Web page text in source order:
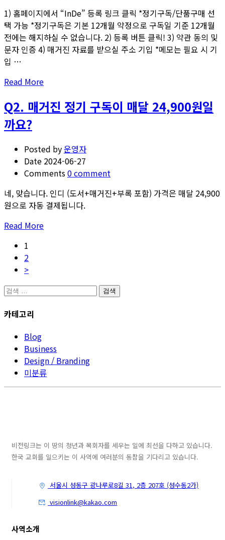
신
청
했
는
데
개
월
지
나
되
나
요?
1) 홈페이지에서 “InDe” 등록 링크 클릭 *정기구독/단품구매 선
택 가능 *정기구독은 기본 12개월 약정으로 구독일 기준 12개월
전에는 해지하실 수 없습니다. 2) 등록 버튼 클릭! 3) 약관 동의 및
문자 인증 4) 매거진 자료를 받으실 주소 기입 *메모는 필요 시 기
입 …
Read
about
Q1.
정
문
신
은
나
요?
Read More
Q2. 매거진 정기 구독이 매달 24,900원일
까요?
Posted by운영자
Date 2024-06-27
Comments0 comment
네, 맞습니다. 인디 (도서+매거진+부록 포함) 가격은 매달 24,900
원으로 자동 결제됩니다.
Read
about
Q2.
거
진
정
기
요?
Read More
1
2
>
검
카테고리
Blog
Business
Design / Branding
미분류
비전링크는 이 땅의 청년과 목회자를 세우는 일에 최선을 다하고 있습니다.
한국 교회를 일으키는 이 사역에 여러분의 동참을 기다리고 있습니다.
서울시 성동구 광나루로8길 31, 2층 207호 (성수동2가)
visionlink@kakao.com
사역소개